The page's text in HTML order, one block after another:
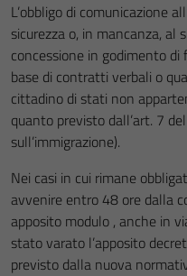
L’obbligo di comunicazione
sicurezza o, in mancanza, al
concessione in godimento di
base di contratti verbali o
cittadino di stati non
quanto previsto dall’art. 7
sull’immigrazione).
Nei casi in cui rimane
avvenire entro 48 ore dalla
apposito modulo , anche in
stato varato l’apposito
previsto dalla nuova